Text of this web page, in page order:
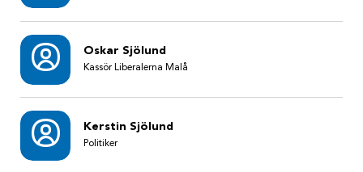
Oskar Sjölund
Kassör Liberalerna Malå
Kerstin Sjölund
Politiker